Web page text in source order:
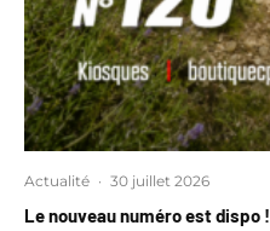
Actualité · 30 juillet 2026
Le nouveau numéro est dispo !